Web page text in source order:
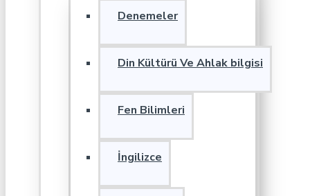
Denemeler
Din Kültürü Ve Ahlak bilgisi
Fen Bilimleri
İngilizce